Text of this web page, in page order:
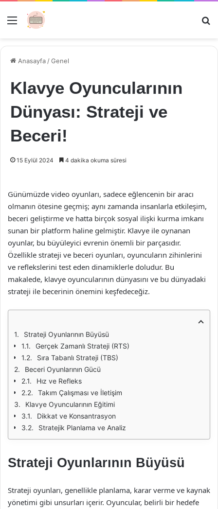
Menü
Anasayfa /Genel
Klavye Oyuncularının
Dünyası: Strateji ve
Beceri!
15 Eylül 2024 4 dakika okuma süresi
Günümüzde video oyunları, sadece eğlencenin bir aracı
olmanın ötesine geçmiş; aynı zamanda insanlarla etkileşim,
beceri geliştirme ve hatta birçok sosyal ilişki kurma imkanı
sunan bir platform haline gelmiştir. Klavye ile oynanan
oyunlar, bu büyüleyici evrenin önemli bir parçasıdır.
Özellikle strateji ve beceri oyunları, oyuncuların zihinlerini
ve reflekslerini test eden dinamiklerle doludur. Bu
makalede, klavye oyuncularının dünyasını ve bu dünyadaki
strateji ile becerinin önemini keşfedeceğiz.
Strateji Oyunlarının Büyüsü
Gerçek Zamanlı Strateji (RTS)
Sıra Tabanlı Strateji (TBS)
Beceri Oyunlarının Gücü
Hız ve Refleks
Takım Çalışması ve İletişim
Klavye Oyuncularının Eğitimi
Dikkat ve Konsantrasyon
Stratejik Planlama ve Analiz
Strateji Oyunlarının Büyüsü
Strateji oyunları, genellikle planlama, karar verme ve kaynak
yönetimi gibi unsurları içerir. Oyuncular, belirli bir hedefe